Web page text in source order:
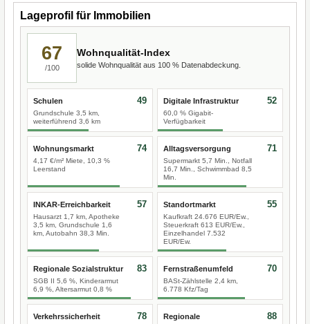
Lageprofil für Immobilien
67
/100
Wohnqualität-Index
solide Wohnqualität aus 100 % Datenabdeckung.
Schulen
Grundschule 3,5 km,
weiterführend 3,6 km
49 Digitale Infrastruktur
60,0 % Gigabit-
Verfügbarkeit
52
Wohnungsmarkt
4,17 €/m² Miete, 10,3 %
Leerstand
74 Alltagsversorgung
Supermarkt 5,7 Min., Notfall
16,7 Min., Schwimmbad 8,5
Min.
71
INKAR-Erreichbarkeit
Hausarzt 1,7 km, Apotheke
3,5 km, Grundschule 1,6
km, Autobahn 38,3 Min.
57 Standortmarkt
Kaufkraft 24.676 EUR/Ew.,
Steuerkraft 613 EUR/Ew.,
Einzelhandel 7.532
EUR/Ew.
55
Regionale Sozialstruktur
SGB II 5,6 %, Kinderarmut
6,9 %, Altersarmut 0,8 %
83 Fernstraßenumfeld
BASt-Zählstelle 2,4 km,
6.778 Kfz/Tag
70
Verkehrssicherheit 78
Regionale
88